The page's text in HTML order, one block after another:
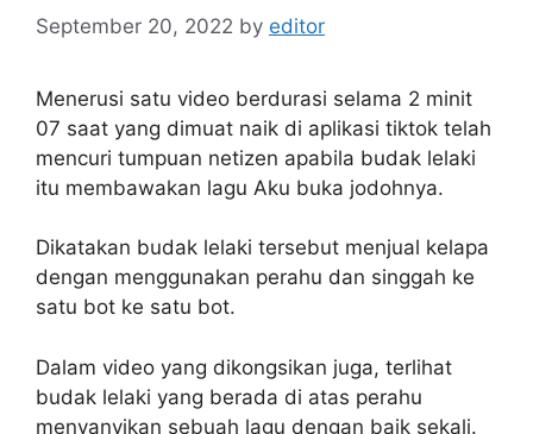
September 20, 2022 by editor
Menerusi satu video berdurasi selama 2 minit
07 saat yang dimuat naik di aplikasi tiktok telah
mencuri tumpuan netizen apabila budak lelaki
itu membawakan lagu Aku buka jodohnya.
Dikatakan budak lelaki tersebut menjual kelapa
dengan menggunakan perahu dan singgah ke
satu bot ke satu bot.
Dalam video yang dikongsikan juga, terlihat
budak lelaki yang berada di atas perahu
menyanyikan sebuah lagu dengan baik sekali.